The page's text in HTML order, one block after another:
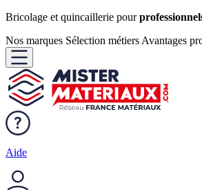
Bricolage et quincaillerie pour
Nos marques Sélection métiers Avantages
Aide